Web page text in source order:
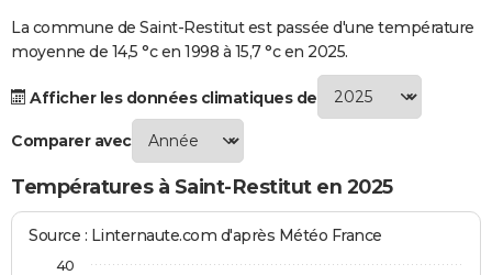
S'inscrire
Se connecter
Lycées
Collèges
Primaires
Universités
Entreprises
Service militaire
Avis de recherche
AVIS DE DÉCÈS
La commune de Saint-Restitut est passée d'une température
moyenne de 14,5 °c en 1998 à 15,7 °c en 2025.
Afficher les données climatiques de
Comparer avec
Températures à Saint-Restitut en 2025
Source : Linternaute.com d'après Météo France
40